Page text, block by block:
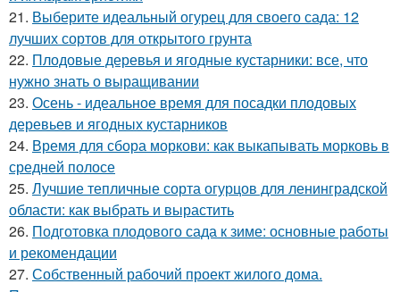
21. Выберите идеальный огурец для своего сада: 12
лучших сортов для открытого грунта
22. Плодовые деревья и ягодные кустарники: все, что
нужно знать о выращивании
23. Осень - идеальное время для посадки плодовых
деревьев и ягодных кустарников
24. Время для сбора моркови: как выкапывать морковь в
средней полосе
25. Лучшие тепличные сорта огурцов для ленинградской
области: как выбрать и вырастить
26. Подготовка плодового сада к зиме: основные работы
и рекомендации
27. Собственный рабочий проект жилого дома.